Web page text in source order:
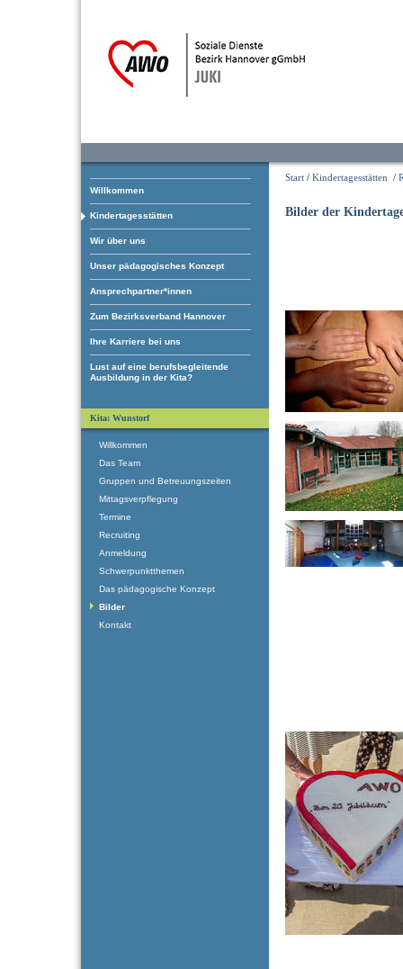
Willkommen
Kindertagesstätten
Wir über uns
Unser pädagogisches Konzept
Ansprechpartner*innen
Zum Bezirksverband Hannover
Ihre Karriere bei uns
Lust auf eine berufsbegleitende
Ausbildung in der Kita?
Start / Kindertagesstätten /
Bilder der
Kita: Wunstorf
Willkommen
Das Team
Gruppen und Betreuungszeiten
Mittagsverpflegung
Termine
Recruiting
Anmeldung
Schwerpunktthemen
Das pädagogische Konzept
Bilder
Kontakt